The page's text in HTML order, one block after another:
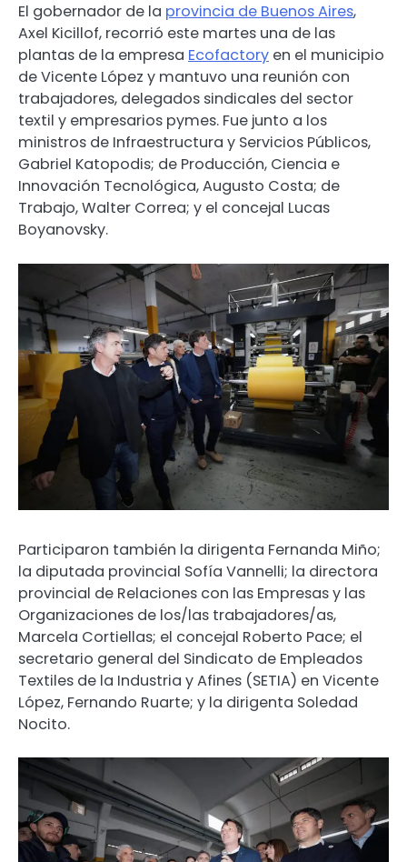
El gobernador de la provincia de Buenos Aires,
Axel Kicillof, recorrió este martes una de las
plantas de la empresa Ecofactory en el municipio
de Vicente López y mantuvo una reunión con
trabajadores, delegados sindicales del sector
textil y empresarios pymes. Fue junto a los
ministros de Infraestructura y Servicios Públicos,
Gabriel Katopodis; de Producción, Ciencia e
Innovación Tecnológica, Augusto Costa; de
Trabajo, Walter Correa; y el concejal Lucas
Boyanovsky.
Participaron también la dirigenta Fernanda Miño;
la diputada provincial Sofía Vannelli; la directora
provincial de Relaciones con las Empresas y las
Organizaciones de los/las trabajadores/as,
Marcela Cortiellas; el concejal Roberto Pace; el
secretario general del Sindicato de Empleados
Textiles de la Industria y Afines (SETIA) en Vicente
López, Fernando Ruarte; y la dirigenta Soledad
Nocito.